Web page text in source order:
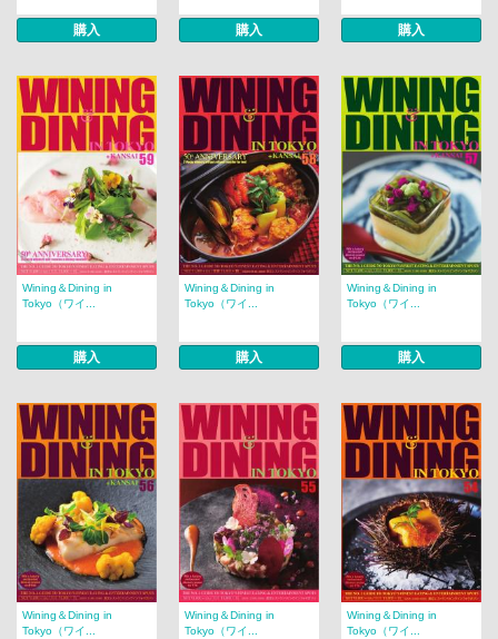
購入 購入 購入
Wining＆Dining in
Tokyo（ワイ...
購入
Wining＆Dining in
Tokyo（ワイ...
購入
Wining＆Dining in
Tokyo（ワイ...
購入
Wining＆Dining in
Tokyo（ワイ...
Wining＆Dining in
Tokyo（ワイ...
Wining＆Dining in
Tokyo（ワイ...